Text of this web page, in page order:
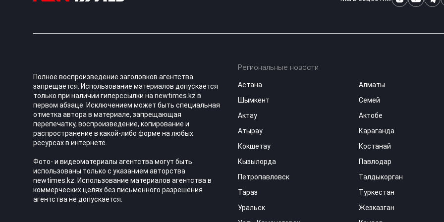
Полное воспроизведение заголовков агентства
запрещается. Использование материалов допускается
только при наличии гиперссылки на newtimes.kz в
первом абзаце. Исключением может быть специальная
отметка автора в материале, запрещающая
перепечатку, воспроизведение, копирование и
распространение в какой-либо форме на любых
ресурсах в интернете.
Фото- и видеоматериалы агентства могут быть
использованы только с указанием авторства
newtimes.kz. Использование материалов агентства в
коммерческих целях без письменного разрешения
агентства не допускается.
Региональные новости
Астана
Алматы
Шымкент
Семей
Актау
Актобе
Атырау
Караганда
Кокшетау
Костанай
Кызылорда
Павлодар
Петропавловск
Талдыкорган
Тараз
Туркестан
Уральск
Жезказган